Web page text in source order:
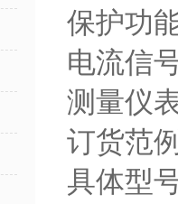
保护功
电流信
测量仪
订货范
具体型